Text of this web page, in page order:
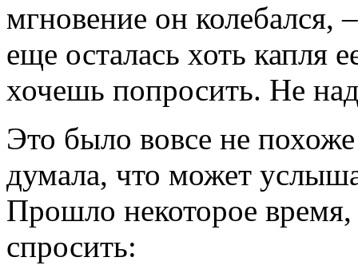
мгновение он колебался,
еще осталась хоть капля
хочешь попросить. Не
Это было вовсе не
думала, что может
Прошло некоторое
спросить: